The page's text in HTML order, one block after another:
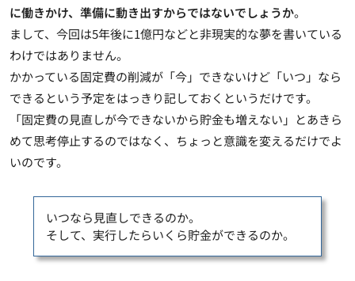
に働きかけ、準備に動き出すからではないでしょうか。
まして、今回は5年後に1億円などと非現実的な夢を書いている
わけではありません。
かかっている固定費の削減が「今」できないけど「いつ」なら
できるという予定をはっきり記しておくというだけです。
「固定費の見直しが今できないから貯金も増えない」とあきら
めて思考停止するのではなく、ちょっと意識を変えるだけでよ
いのです。
いつなら見直しできるのか。
そして、実行したらいくら貯金ができるのか。